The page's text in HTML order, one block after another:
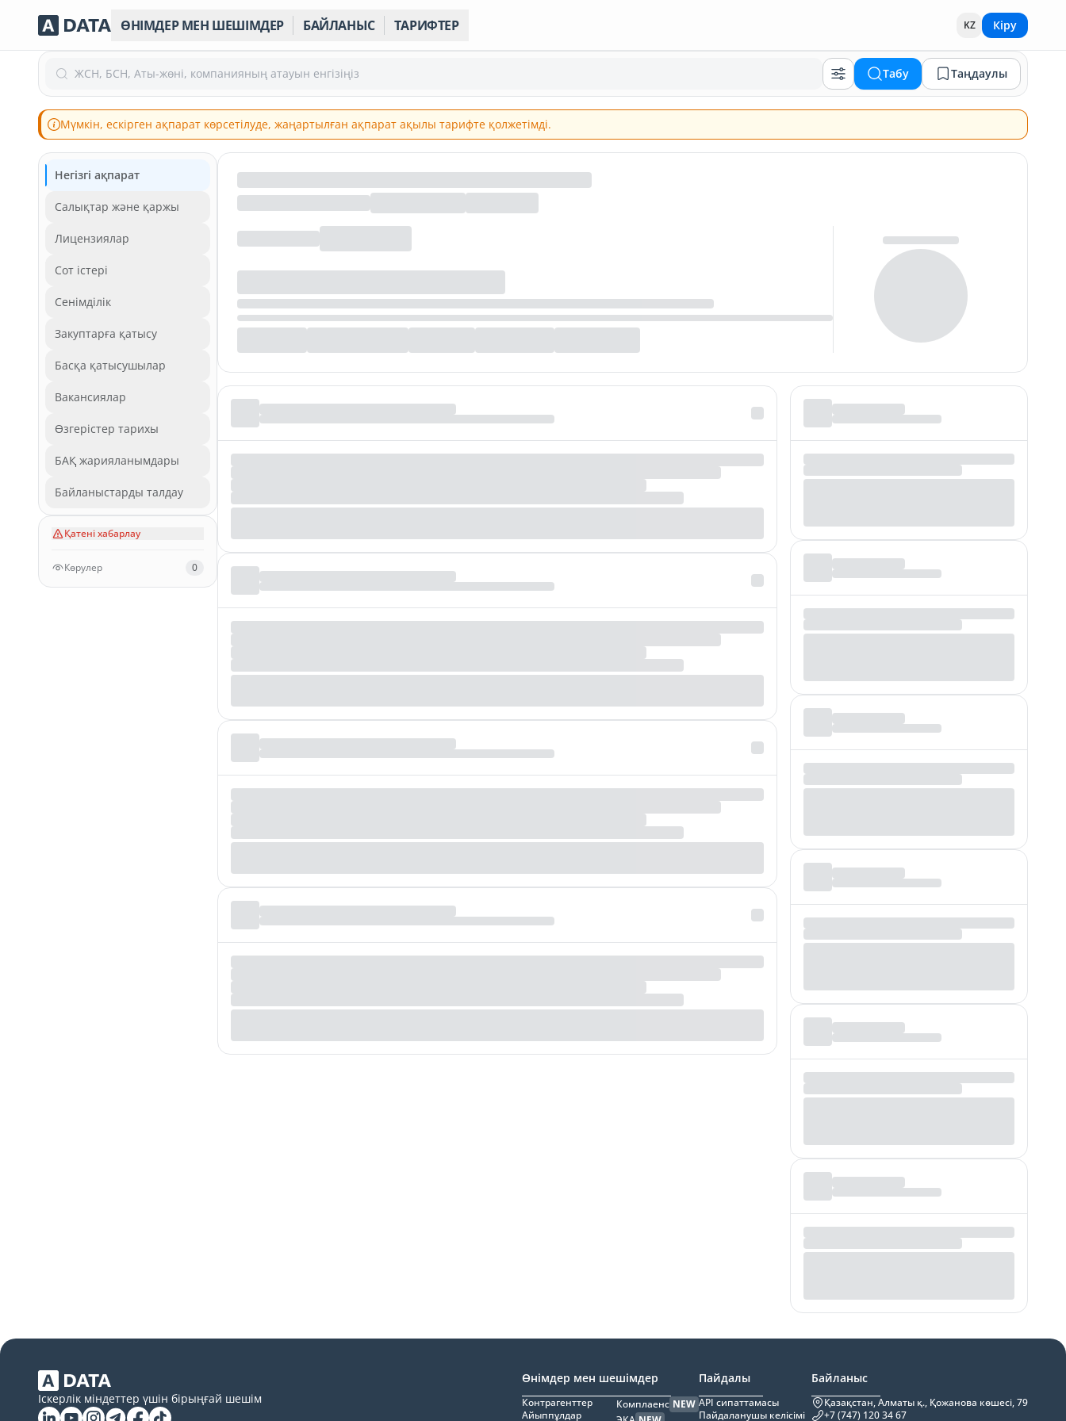
ӨНІМДЕР МЕН ШЕШІМДЕР БАЙЛАНЫС ТАРИФТЕР KZ Кіру
ЖСН, БСН, Аты-жөні, компанияның атауын енгізіңіз Табу Таңдаулы
Мүмкін, ескірген ақпарат көрсетілуде, жаңартылған ақпарат ақылы тарифте қолжетімді.
Негізгі ақпарат
Салықтар және қаржы
Лицензиялар
Сот істері
Сенімділік
Закуптарға қатысу
Басқа қатысушылар
Вакансиялар
Өзгерістер тарихы
БАҚ жарияланымдары
Байланыстарды талдау
Қатені хабарлау
Көрулер 0
Іскерлік міндеттер үшін бірыңғай шешім
Linkedin
YouTube
Instagram
Telegram
Facebook
Tiktok
Өнімдер мен шешімдер
Контрагенттер
Айыппұлдар
Комплаенс NEW
Пайдалы
API сипаттамасы
Пайдаланушы келісімі
Байланыс
Қазақстан, Алматы қ., Қожанова көшесі, 79
+7 (747) 120 34 67